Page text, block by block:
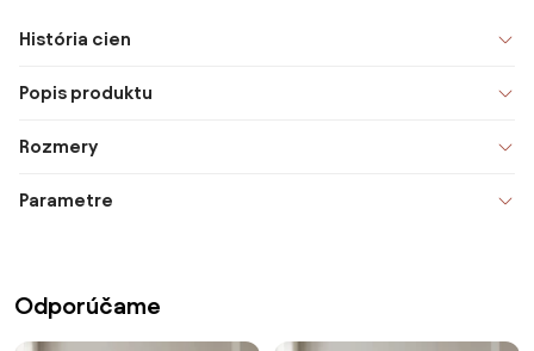
História cien
Popis produktu
Rozmery
Parametre
Odporúčame